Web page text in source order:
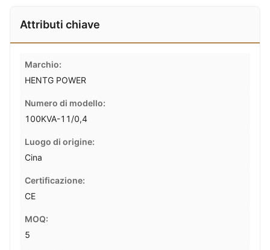
Attributi chiave
Marchio:
HENTG POWER
Numero di modello:
100KVA-11/0,4
Luogo di origine:
Cina
Certificazione:
CE
MOQ:
5